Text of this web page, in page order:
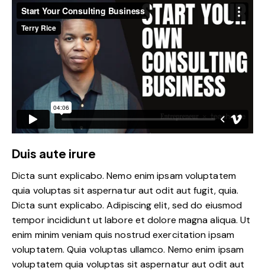
Duis aute irure
Dicta sunt explicabo. Nemo enim ipsam voluptatem
quia voluptas sit aspernatur aut odit aut fugit, quia.
Dicta sunt explicabo. Adipiscing elit, sed do eiusmod
tempor incididunt ut labore et dolore magna aliqua. Ut
enim minim veniam quis nostrud exercitation ipsam
voluptatem. Quia voluptas ullamco. Nemo enim ipsam
voluptatem quia voluptas sit aspernatur aut odit aut